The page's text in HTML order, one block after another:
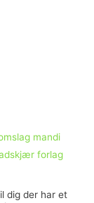
dig der har et